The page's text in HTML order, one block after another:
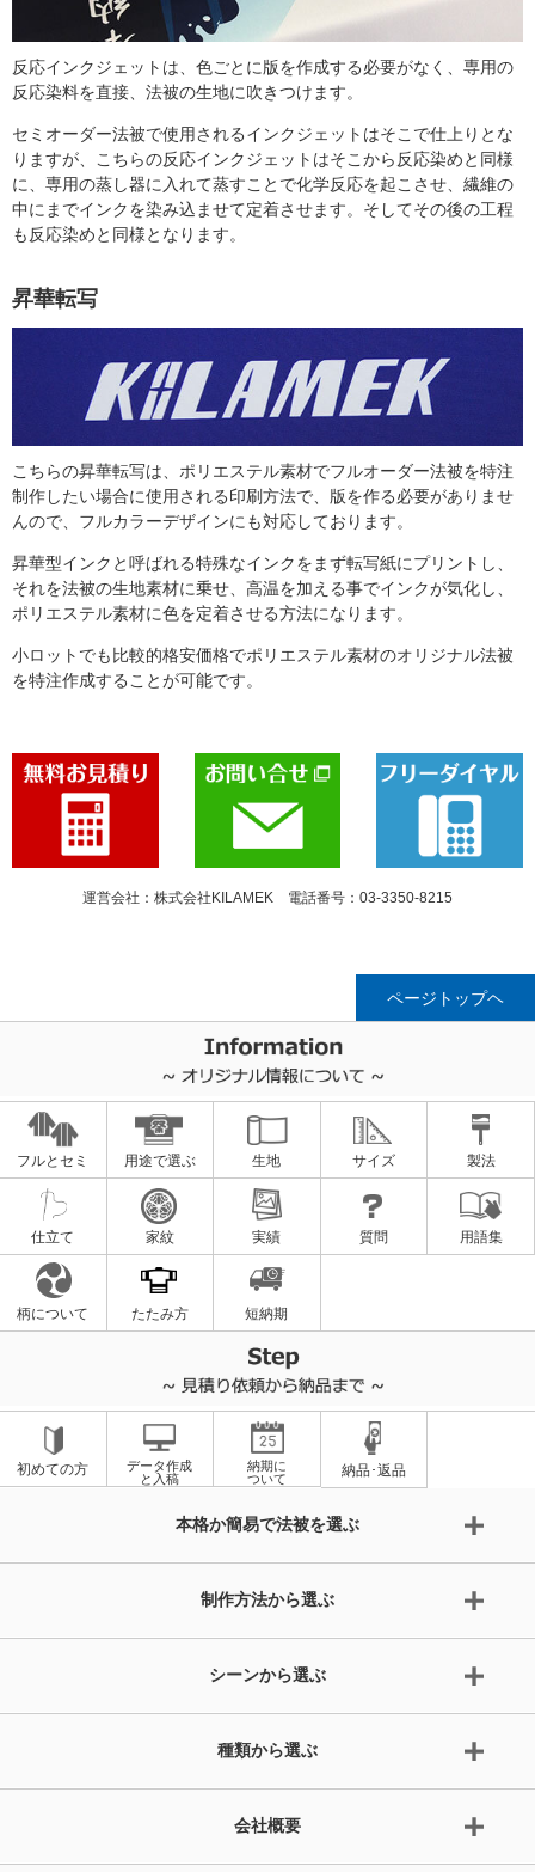
反応インクジェットは、色ごとに版を作成する必要がなく、専用の
反応染料を直接、法被の生地に吹きつけます。
セミオーダー法被で使用されるインクジェットはそこで仕上りとな
りますが、こちらの反応インクジェットはそこから反応染めと同様
に、専用の蒸し器に入れて蒸すことで化学反応を起こさせ、繊維の
中にまでインクを染み込ませて定着させます。そしてその後の工程
も反応染めと同様となります。
昇華転写
こちらの昇華転写は、ポリエステル素材でフルオーダー法被を特注
制作したい場合に使用される印刷方法で、版を作る必要がありませ
んので、フルカラーデザインにも対応しております。
昇華型インクと呼ばれる特殊なインクをまず転写紙にプリントし、
それを法被の生地素材に乗せ、高温を加える事でインクが気化し、
ポリエステル素材に色を定着させる方法になります。
小ロットでも比較的格安価格でポリエステル素材のオリジナル法被
を特注作成することが可能です。
運営会社：株式会社KILAMEK 電話番号：03-3350-8215
ページトップヘ
フルとセミ 用途で選ぶ 生地 サイズ 製法
仕立て 家紋 実績 質問 用語集
柄について たたみ方 短納期
初めての方
データ作成
と入稿
納期に
ついて
納品･返品
本格か簡易で法被を選ぶ
制作方法から選ぶ
シーンから選ぶ
種類から選ぶ
会社概要